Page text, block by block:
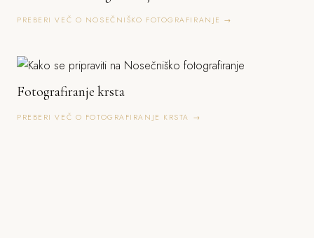
PREBERI VEČ O NOSEČNIŠKO FOTOGRAFIRANJE →
Fotografiranje krsta
PREBERI VEČ O FOTOGRAFIRANJE KRSTA →